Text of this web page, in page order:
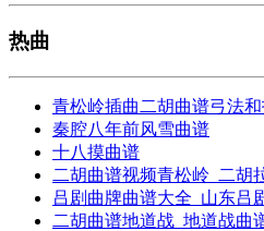
热曲
青松岭插曲二胡曲谱弓法
秦腔八年前风雪曲谱
十八摸曲谱
二胡曲谱视频青松岭_二胡
吕剧曲牌曲谱大全_山东吕
二胡曲谱地道战_地道战曲